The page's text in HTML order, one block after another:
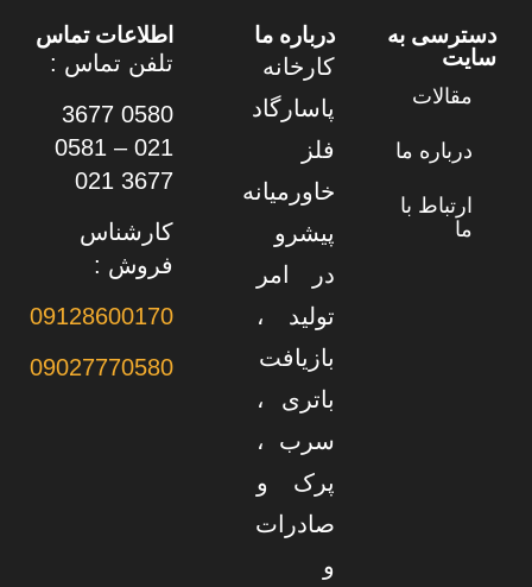
دسترسی به
سایت
مقالات
درباره ما
ارتباط با
ما
درباره ما
کارخانه
پاسارگاد
فلز
خاورمیانه
پیشرو
در امر
تولید ،
بازیافت
باتری ،
سرب ،
پرک و
صادرات
و
اطلاعات تماس
تلفن تماس :
0580 3677
021 – 0581
3677 021
کارشناس
فروش :
09128600170
09027770580